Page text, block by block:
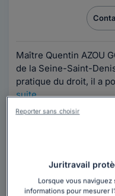
Maître Quentin AZOU
de la Seine-Saint-
pratique du droit, il a
suite
Vous
cabinet dans
Obtenez 3 devis
Juritravail
Lorsque vous
informations pour mesurer
Reporter sans choisir